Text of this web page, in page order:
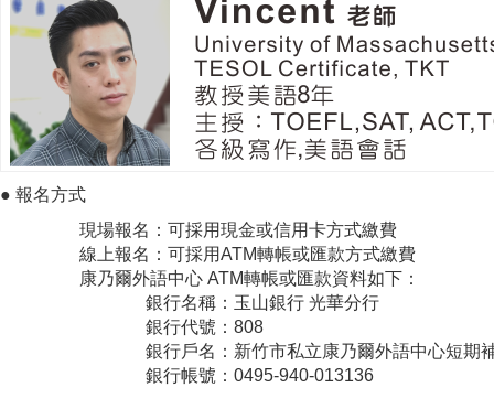
● 報名方式
現場報名：可採用現金或信用卡方式繳費
線上報名：可採用ATM轉帳或匯款方式繳費
康乃爾外語中心 ATM轉帳或匯款資料如下：
銀行名稱：玉山銀行 光華分行
銀行代號：808
銀行戶名：新竹市私立康乃爾外語中心短期補
銀行帳號：0495-940-013136